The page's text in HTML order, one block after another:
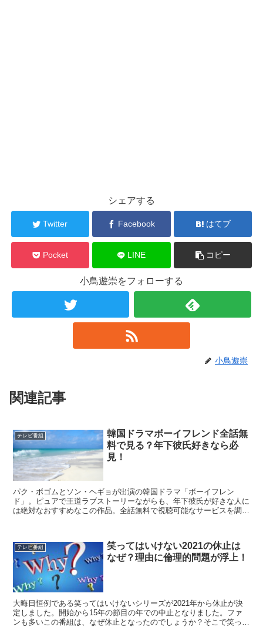
シェアする
Twitter Facebook はてブ
Pocket LINE コピー
小鳥遊崇をフォローする
小鳥遊崇
関連記事
テレビ番組
韓国ドラマボーイフレンド全話無
料で見る？年下彼氏好きなら必
見！
パク・ボゴムとソン・ヘギョが出演の韓国ドラマ「ボーイフレン
ド」。ピュアで王道ラブストーリーながらも、年下彼氏が好きな人に
は絶対なおすすめなこの作品。全話無料で視聴可能なサービスを調査
テレビ番組
笑ってはいけない2021の休止は
なぜ？理由に倫理的問題が浮上！
大晦日恒例である笑ってはいけないシリーズが2021年から休止が決
定しました。開始から15年の節目の年での中止となりました。ファ
ンも多いこの番組は、なぜ休止となったのでしょうか？そこで笑って